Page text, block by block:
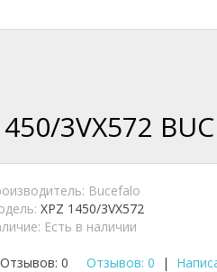
3VX572
Bucefalo
XPZ 1450/3VX572
Есть в наличии
Отзывов: 0 |